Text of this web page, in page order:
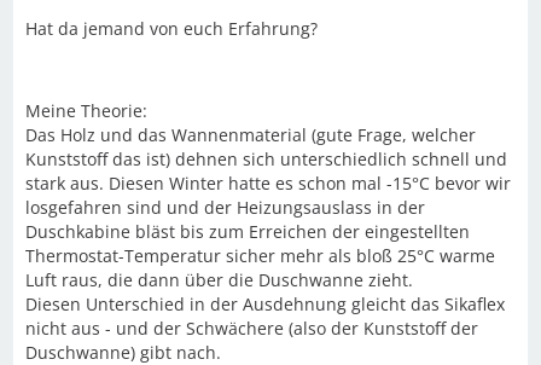
Hat da jemand von euch Erfahrung?
Meine Theorie:
Das Holz und das Wannenmaterial (gute Frage, welcher
Kunststoff das ist) dehnen sich unterschiedlich schnell und
stark aus. Diesen Winter hatte es schon mal -15°C bevor wir
losgefahren sind und der Heizungsauslass in der
Duschkabine bläst bis zum Erreichen der eingestellten
Thermostat-Temperatur sicher mehr als bloß 25°C warme
Luft raus, die dann über die Duschwanne zieht.
Diesen Unterschied in der Ausdehnung gleicht das Sikaflex
nicht aus - und der Schwächere (also der Kunststoff der
Duschwanne) gibt nach.